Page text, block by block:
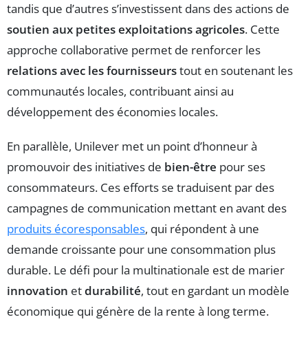
tandis que d’autres s’investissent dans des actions de
soutien aux petites exploitations agricoles. Cette
approche collaborative permet de renforcer les
relations avec les fournisseurstout en soutenant les
communautés locales, contribuant ainsi au
développement des économies locales.
En parallèle, Unilever met un point d’honneur à
promouvoir des initiatives de bien-être pour ses
consommateurs. Ces efforts se traduisent par des
campagnes de communication mettant en avant des
produits écoresponsables, qui répondent à une
demande croissante pour une consommation plus
durable. Le défi pour la multinationale est de marier
innovation etdurabilité, tout en gardant un modèle
économique qui génère de la rente à long terme.